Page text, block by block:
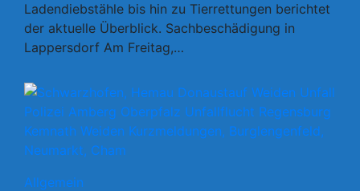
Ladendiebstähle bis hin zu Tierrettungen berichtet
der aktuelle Überblick. Sachbeschädigung in
Lappersdorf Am Freitag,…
Allgemein